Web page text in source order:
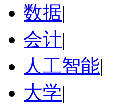
数据|
会计|
人工智能|
大学|